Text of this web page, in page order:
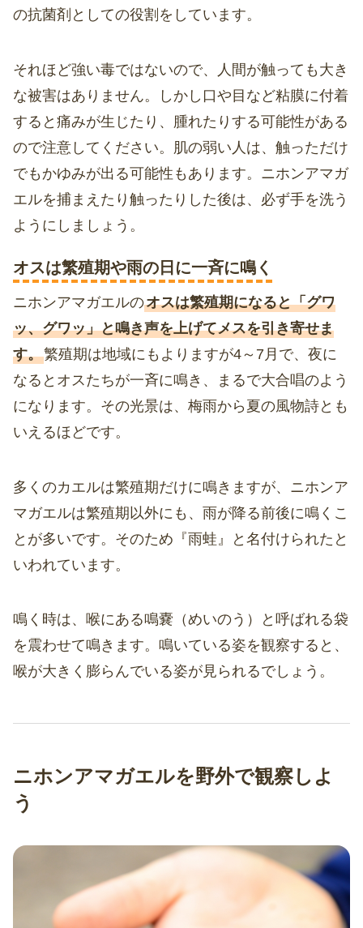
の抗菌剤としての役割をしています。
それほど強い毒ではないので、人間が触っても大き
な被害はありません。しかし口や目など粘膜に付着
すると痛みが生じたり、腫れたりする可能性がある
ので注意してください。肌の弱い人は、触っただけ
でもかゆみが出る可能性もあります。ニホンアマガ
エルを捕まえたり触ったりした後は、必ず手を洗う
ようにしましょう。
オスは繁殖期や雨の日に一斉に鳴く
ニホンアマガエルのオスは繁殖期になると「グワ
ッ、グワッ」と鳴き声を上げてメスを引き寄せま
す。繁殖期は地域にもよりますが4～7月で、夜に
なるとオスたちが一斉に鳴き、まるで大合唱のよう
になります。その光景は、梅雨から夏の風物詩とも
いえるほどです。
多くのカエルは繁殖期だけに鳴きますが、ニホンア
マガエルは繁殖期以外にも、雨が降る前後に鳴くこ
とが多いです。そのため『雨蛙』と名付けられたと
いわれています。
鳴く時は、喉にある鳴嚢（めいのう）と呼ばれる袋
を震わせて鳴きます。鳴いている姿を観察すると、
喉が大きく膨らんでいる姿が見られるでしょう。
ニホンアマガエルを野外で観察しよ
う